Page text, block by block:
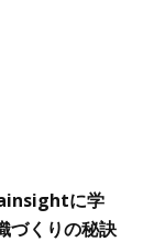
に学
づくりの秘訣